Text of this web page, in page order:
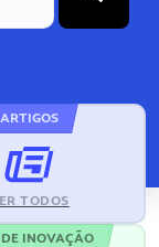
ARTIGOS
TODOS
INOVAÇÃO